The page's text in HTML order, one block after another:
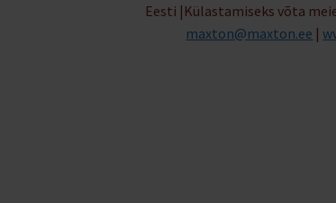
Eesti |Külastamiseks võta
maxton@maxton.ee |